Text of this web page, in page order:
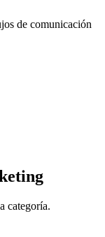
de comunicación
categoría.